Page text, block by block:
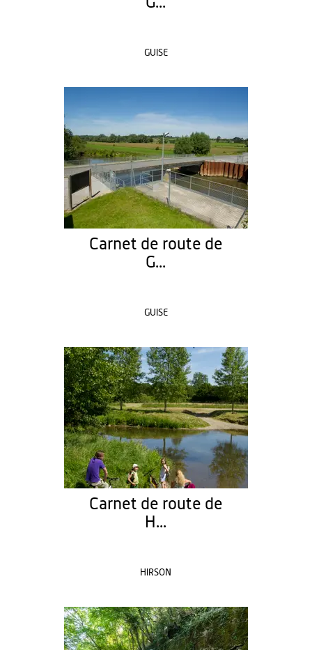
GUISE
Carnet de route de
G...
GUISE
Carnet de route de
H...
HIRSON